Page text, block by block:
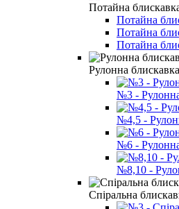
Потайна блискавка
Потайна
Потайна
Потайна
Рулонна блискавка
№3 -
№4,5 -
№6 -
№8,10 -
Спіральна